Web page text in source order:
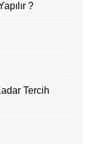
?
Tercih